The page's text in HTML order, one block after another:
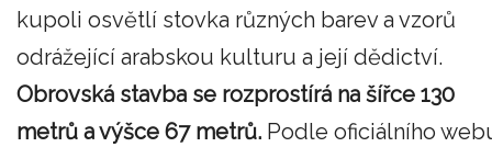
kupoli osvětlí stovka různých barev a vzorů
odrážející arabskou kulturu a její dědictví.
Obrovská stavba se rozprostírá na šířce 130
metrů a výšce 67 metrů. Podle oficiálního